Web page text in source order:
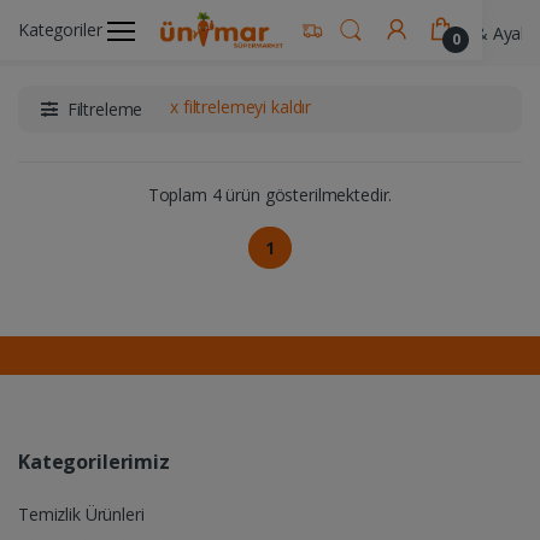
Kategoriler 0
Ünimar Anasayfa Kişisel Bakım Ürünleri El & Ayak
Filtreleme x filtrelemeyi kaldır
Toplam 4 ürün gösterilmektedir.
1
Kategorilerimiz
Temizlik Ürünleri